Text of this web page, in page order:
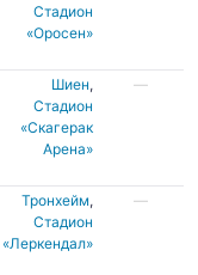
Стадион
«Оросен»
Шиен,
Cтадион
«Скагерак
Арена»
—
Тронхейм,
Стадион
«Леркендал»
—